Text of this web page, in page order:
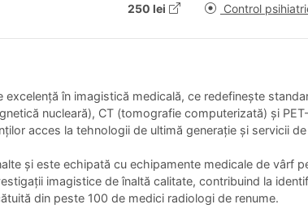
250 lei Control
în imagistică medicală, ce redefinește
nucleară), CT (tomografie computerizată) și
acces la tehnologii de ultimă generație și servicii
și este echipată cu echipamente medicale de vârf
imagistice de înaltă calitate, contribuind la
din peste 100 de medici radiologi de renume.